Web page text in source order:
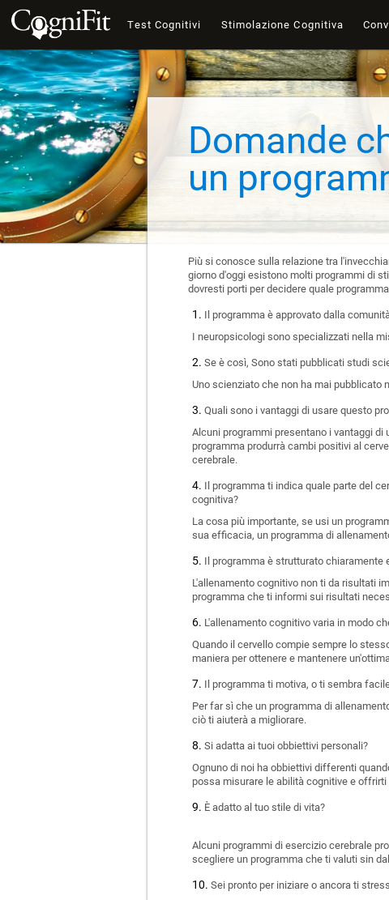
Test Cognitivi Stimolazione Cognitiva
Domande
un
Più si conosce sulla relazione tra
giorno d'oggi esistono molti programmi di
dovresti porti per decidere quale
Il programma è approvato dalla
I neuropsicologi sono specializzati nella
Se è così, Sono stati pubblicati studi
Uno scienziato che non ha mai
Quali sono i vantaggi di usare questo
Alcuni programmi presentano i vantaggi
programma produrrà cambi positivi al
cerebrale.
Il programma ti indica quale parte del
cognitiva?
La cosa più importante, se usi un
sua efficacia, un programma di
Il programma è strutturato chiaramente
L'allenamento cognitivo non ti da risultati
programma che ti informi sui risultati
L'allenamento cognitivo varia in modo
Quando il cervello compie sempre lo
maniera per ottenere e mantenere
Il programma ti motiva, o ti sembra
Per far sì che un programma di
ciò ti aiuterà a migliorare.
Si adatta ai tuoi obbiettivi personali?
Ognuno di noi ha obbiettivi differenti
possa misurare le abilità cognitive e
È adatto al tuo stile di vita?
Alcuni programmi di esercizio cerebrale
scegliere un programma che ti valuti sin
Sei pronto per iniziare o ancora ti